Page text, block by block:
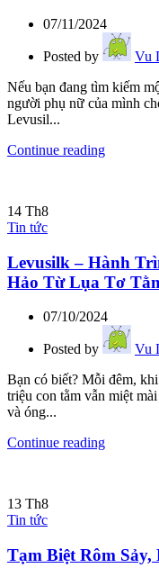
07/11/2024
Posted by
Vu
Nếu bạn đang tìm kiếm
người phụ nữ của mình
Levusil...
Continue reading
14 Th8
Tin tức
Levusilk – Hành
Hảo Từ Lụa Tơ
07/10/2024
Posted by
Vu
Bạn có biết? Mỗi đêm,
triệu con tằm vẫn miệt
và óng...
Continue reading
13 Th8
Tin tức
Tạm Biệt Rôm